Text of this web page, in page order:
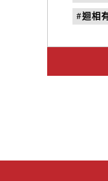
#迴相